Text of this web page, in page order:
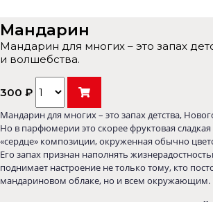
Мандарин
Мандарин для многих – это запах
и волшебства.
300 ₽
Мандарин для многих – это запах детства,
Но в парфюмерии это скорее фруктовая сладкая
«сердце» композиции, окруженная обычно
Его запах признан наполнять
поднимает настроение не только тому, кто
мандариновом облаке, но и всем окружающим.